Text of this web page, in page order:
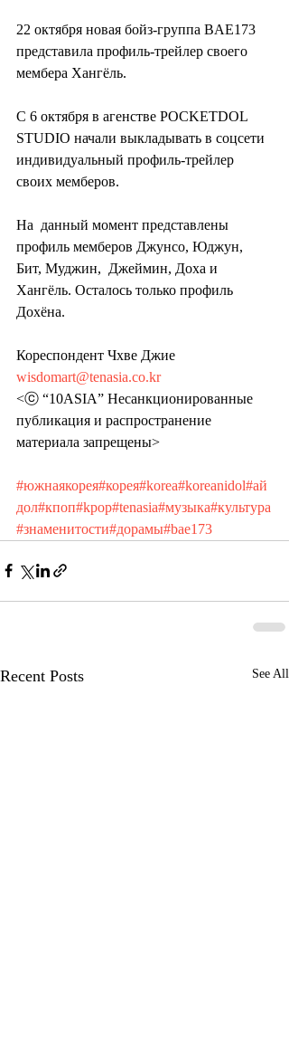
22 октября новая бойз-группа BAE173
представила профиль-трейлер своего
мембера Хангёль.
С 6 октября в агенстве POCKETDOL
STUDIO начали выкладывать в соцсети
индивидуальный профиль-трейлер
своих мемберов.
На  данный момент представлены
профиль мемберов Джунсо, Юджун,
Бит, Муджин,  Джеймин, Доха и
Хангёль. Осталось только профиль
Дохёна.
Кореспондент Чхве Джие
wisdomart@tenasia.co.kr
<ⓒ “10ASIA” Несанкционированные
публикация и распространение
материала запрещены>
#южнаякорея#корея#korea#koreanidol#ай
дол#кпоп#kpop#tenasia#музыка#культура
#знаменитости#дорамы#bae173
Recent Posts See All